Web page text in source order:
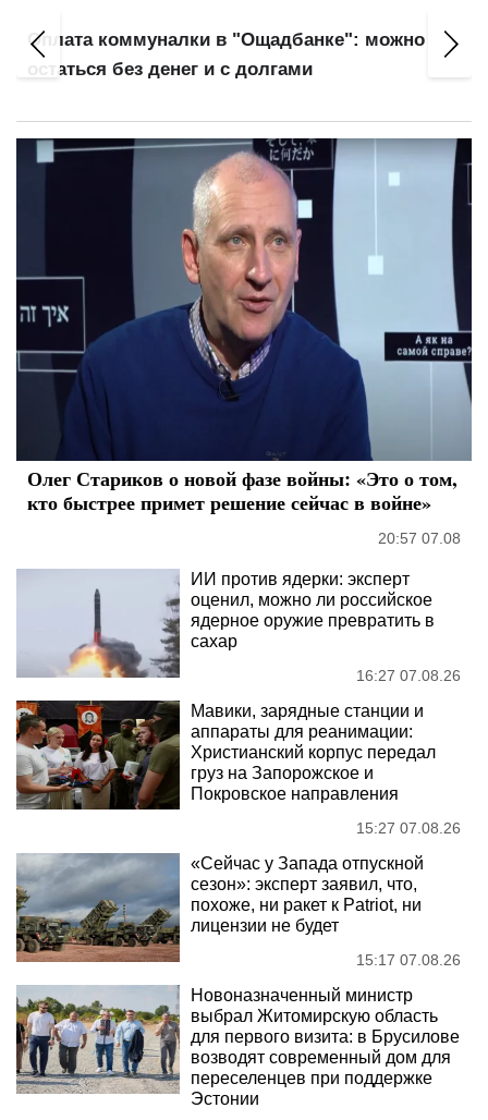
Оплата коммуналки в "Ощадбанке": можно
остаться без денег и с долгами
Олег Стариков о новой фазе войны: «Это о том,
кто быстрее примет решение сейчас в войне»
20:57 07.08
ИИ против ядерки: эксперт
оценил, можно ли российское
ядерное оружие превратить в
сахар
16:27 07.08.26
Мавики, зарядные станции и
аппараты для реанимации:
Христианский корпус передал
груз на Запорожское и
Покровское направления
15:27 07.08.26
«Сейчас у Запада отпускной
сезон»: эксперт заявил, что,
похоже, ни ракет к Patriot, ни
лицензии не будет
15:17 07.08.26
Новоназначенный министр
выбрал Житомирскую область
для первого визита: в Брусилове
возводят современный дом для
переселенцев при поддержке
Эстонии